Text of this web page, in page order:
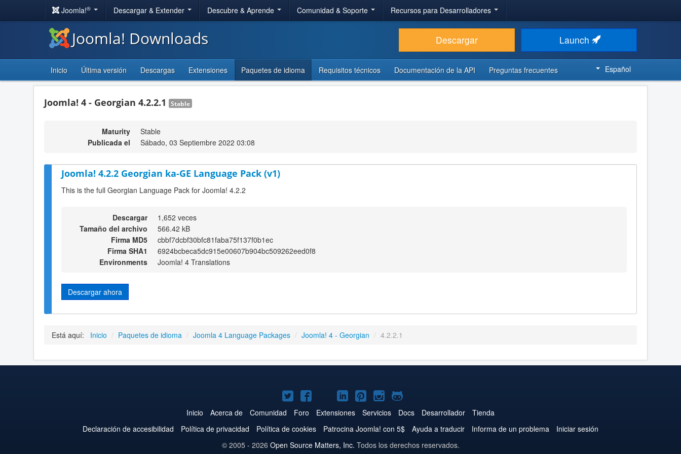
Joomla!® Descargar & Extender Descubre & Aprende Comunidad & Soporte Recursos para Desarrolladores
Joomla! Downloads Descargar Launch
Inicio Última versión Descargas Extensiones Paquetes de idioma Requisitos técnicos Documentación de la API Preguntas frecuentes Español
Joomla! 4 - Georgian 4.2.2.1 Stable
Maturity
Stable
Publicada el
Sábado, 03 Septiembre 2022 03:08
Joomla! 4.2.2 Georgian ka-GE Language Pack (v1)
This is the full Georgian Language Pack for Joomla! 4.2.2
Descargar
1,652 veces
Tamaño del archivo
566.42 kB
Firma MD5
cbbf7dcbf30bfc81faba75f137f0b1ec
Firma SHA1
6924bcbeca5dc915e00607b904bc509262eed0f8
Environments
Joomla! 4 Translations
Descargar ahora
Está aquí: Inicio / Paquetes de idioma / Joomla 4 Language Packages / Joomla! 4 - Georgian / 4.2.2.1
Joomla!
en
Twitter
Joomla!
en
Facebook
Joomla!
en
YouTube
Joomla!
en
LinkedIn
Joomla!
en
Pinterest
Joomla!
en
Instagram
Joomla!
en
GitHub
Inicio Acerca de Comunidad Foro Extensiones Servicios Docs Desarrollador
Tienda
Declaración de accesibilidad
Política de privacidad Política de cookies Patrocina Joomla! con 5$ Ayuda a traducir Informa de un problema
Iniciar sesión
© 2005 - 2026 Open Source Matters, Inc. Todos los derechos reservados.